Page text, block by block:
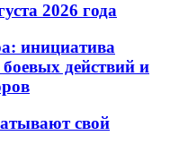
2026 года
инициатива
действий и
свой